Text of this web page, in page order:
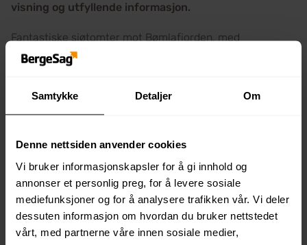
Samtykke Detaljer Om
Denne nettsiden anvender cookies
Vi bruker informasjonskapsler for å gi innhold og
annonser et personlig preg, for å levere sosiale
mediefunksjoner og for å analysere trafikken vår. Vi deler
dessuten informasjon om hvordan du bruker nettstedet
vårt, med partnerne våre innen sosiale medier,
visning og utfyllende informasjon.
Fantastiske sjøtomter mot Bømlafjorden, med
båtplasser, badestrender og fritidsaktiviteter i
umiddelbar nærhet!
feltet.
(Mulighet for naust. Hør med grunneier Lars Hovda –
kontaktinfo under).
Byggetrinn 2 I feltet er ferdigstilt – flere fine tomter er nå
da tilgjengelige for oppstart med bygging av hytte!